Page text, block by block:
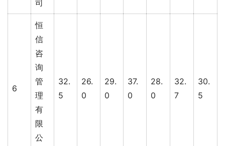
司
6
恒
信
咨
询
管
理
有
限
公
32.
5
26.
0
29.
0
37.
0
28.
0
32.
7
30.
5